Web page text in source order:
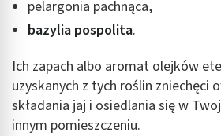
pelargonia pachnąca,
bazylia pospolita.
Ich zapach albo aromat olejków
uzyskanych z tych roślin zniechęci
składania jaj i osiedlania się w
innym pomieszczeniu.